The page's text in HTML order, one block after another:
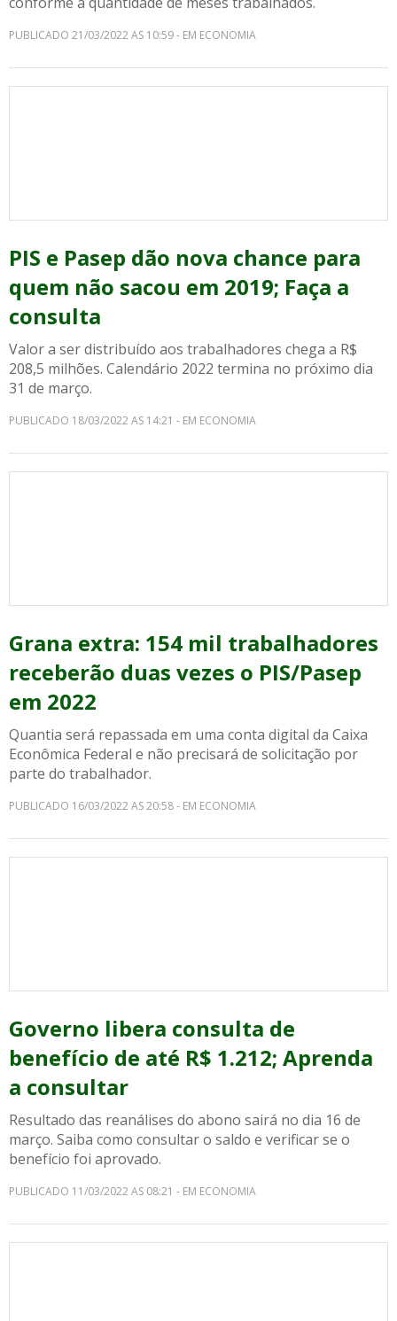
PUBLICADO 21/03/2022 AS 10:59 - EM ECONOMIA
PIS e Pasep dão nova chance para
quem não sacou em 2019; Faça a
consulta
Valor a ser distribuído aos trabalhadores chega a R$
208,5 milhões. Calendário 2022 termina no próximo dia
31 de março.
PUBLICADO 18/03/2022 AS 14:21 - EM ECONOMIA
Grana extra: 154 mil trabalhadores
receberão duas vezes o PIS/Pasep
em 2022
Quantia será repassada em uma conta digital da Caixa
Econômica Federal e não precisará de solicitação por
parte do trabalhador.
PUBLICADO 16/03/2022 AS 20:58 - EM ECONOMIA
Governo libera consulta de
benefício de até R$ 1.212; Aprenda
a consultar
Resultado das reanálises do abono sairá no dia 16 de
março. Saiba como consultar o saldo e verificar se o
benefício foi aprovado.
PUBLICADO 11/03/2022 AS 08:21 - EM ECONOMIA